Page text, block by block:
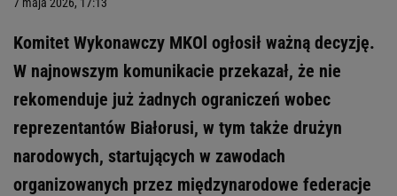
Komitet Wykonawczy MKOl ogłosił ważną decyzję.
W najnowszym komunikacie przekazał, że nie
rekomenduje już żadnych ograniczeń wobec
reprezentantów Białorusi, w tym także drużyn
narodowych, startujących w zawodach
organizowanych przez międzynarodowe federacje